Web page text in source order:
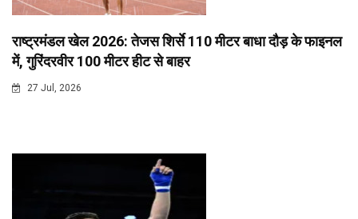
राष्ट्रमंडल खेल 2026: तेजस शिर्से 110 मीटर बाधा दौड़ के फाइनल
में, गुरिंदरवीर 100 मीटर हीट से बाहर
27 Jul, 2026